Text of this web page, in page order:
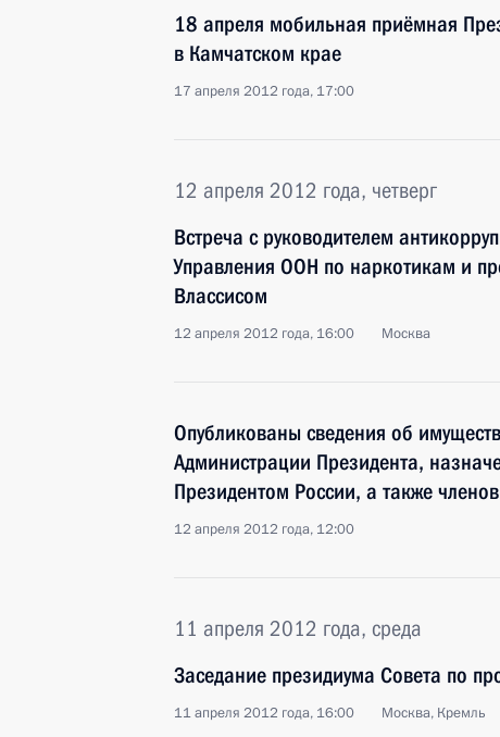
18 апреля мобильная приёмная
в Камчатском крае
17 апреля 2012 года, 17:00
12 апреля 2012 года, четверг
Встреча с руководителем
Управления ООН по наркотикам и
Влассисом
12 апреля 2012 года, 16:00 Москва
Опубликованы сведения об
Администрации Президента,
Президентом России, а также
12 апреля 2012 года, 12:00
11 апреля 2012 года, среда
Заседание президиума Совета по
11 апреля 2012 года, 16:00 Москва, Кремль